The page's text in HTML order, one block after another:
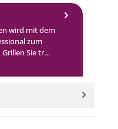
wird mit dem
zum
Sie tr…